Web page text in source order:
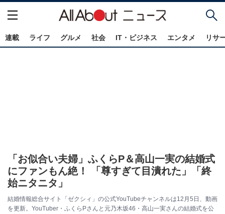
連載 ライフ グルメ 社会 IT・ビジネス エンタメ リサ
「お似合い夫婦」ふくらP＆高山一実の結婚式
にファンもん絶！ 「尊すぎて目潰れた」「終
始ニタニタ」
結婚情報総合サイト「ゼクシィ」の公式YouTubeチャンネルは12月5日、動画
を更新。YouTuber・ふくらPさんと元乃木坂46・高山一実さんの結婚式を公